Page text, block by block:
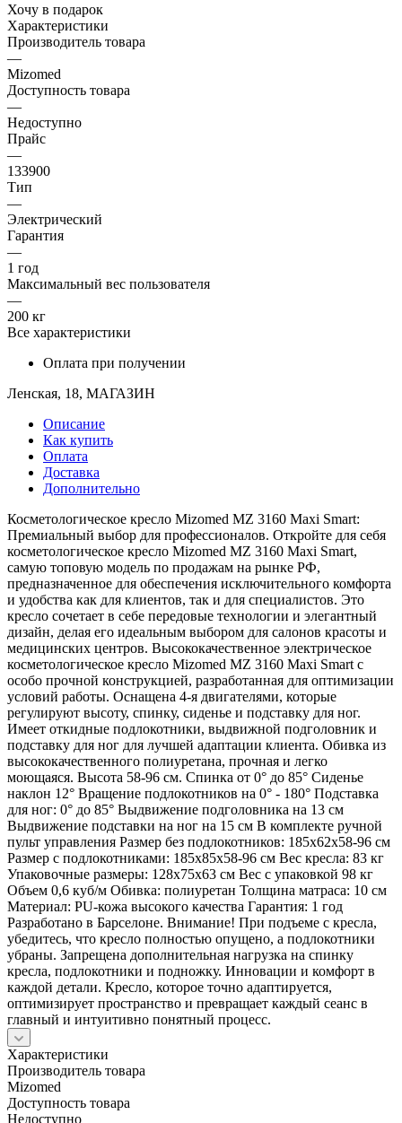
Хочу в подарок
Характеристики
Производитель товара
—
Mizomed
Доступность товара
—
Недоступно
Прайс
—
133900
Тип
—
Электрический
Гарантия
—
1 год
Максимальный вес пользователя
—
200 кг
Все характеристики
Оплата при получении
Ленская, 18, МАГАЗИН
Описание
Как купить
Оплата
Доставка
Дополнительно
Косметологическое кресло Mizomed MZ 3160 Maxi Smart:
Премиальный выбор для профессионалов. Откройте для себя
косметологическое кресло Mizomed MZ 3160 Maxi Smart,
самую топовую модель по продажам на рынке РФ,
предназначенное для обеспечения исключительного комфорта
и удобства как для клиентов, так и для специалистов. Это
кресло сочетает в себе передовые технологии и элегантный
дизайн, делая его идеальным выбором для салонов красоты и
медицинских центров. Высококачественное электрическое
косметологическое кресло Mizomed MZ 3160 Maxi Smart с
особо прочной конструкцией, разработанная для оптимизации
условий работы. Оснащена 4-я двигателями, которые
регулируют высоту, спинку, сиденье и подставку для ног.
Имеет откидные подлокотники, выдвижной подголовник и
подставку для ног для лучшей адаптации клиента. Обивка из
высококачественного полиуретана, прочная и легко
моющаяся. Высота 58-96 см. Спинка от 0° до 85° Сиденье
наклон 12° Вращение подлокотников на 0° - 180° Подставка
для ног: 0° до 85° Выдвижение подголовника на 13 см
Выдвижение подставки на ног на 15 см В комплекте ручной
пульт управления Размер без подлокотников: 185х62х58-96 см
Размер с подлокотниками: 185х85х58-96 см Вес кресла: 83 кг
Упаковочные размеры: 128х75х63 см Вес с упаковкой 98 кг
Объем 0,6 куб/м Обивка: полиуретан Толщина матраса: 10 см
Материал: PU-кожа высокого качества Гарантия: 1 год
Разработано в Барселоне. Внимание! При подъеме с кресла,
убедитесь, что кресло полностью опущено, а подлокотники
убраны. Запрещена дополнительная нагрузка на спинку
кресла, подлокотники и подножку. Инновации и комфорт в
каждой детали. Кресло, которое точно адаптируется,
оптимизирует пространство и превращает каждый сеанс в
главный и интуитивно понятный процесс.
Характеристики
Производитель товара
Mizomed
Доступность товара
Недоступно